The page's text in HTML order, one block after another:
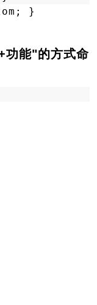
}
功能"的方式命